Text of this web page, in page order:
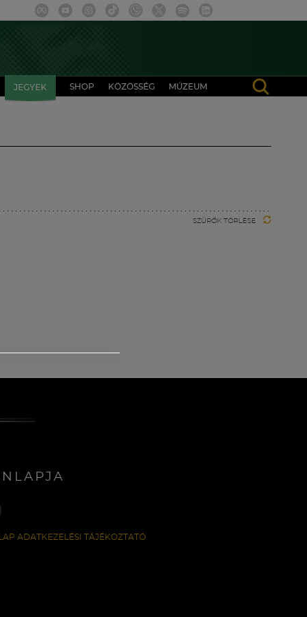
JEGYEK SHOP KÖZÖSSÉG MÚZEUM
SZŰRŐK TÖRLÉSE
ADATKEZELÉSI TÁJÉKOZTATÓ